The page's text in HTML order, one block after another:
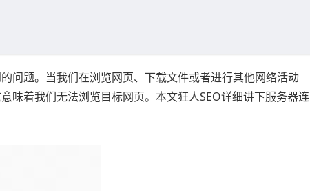
问题。当我们在浏览网页、下载文件或者进行其他网络活动
味着我们无法浏览目标网页。本文狂人SEO详细讲下服务器连